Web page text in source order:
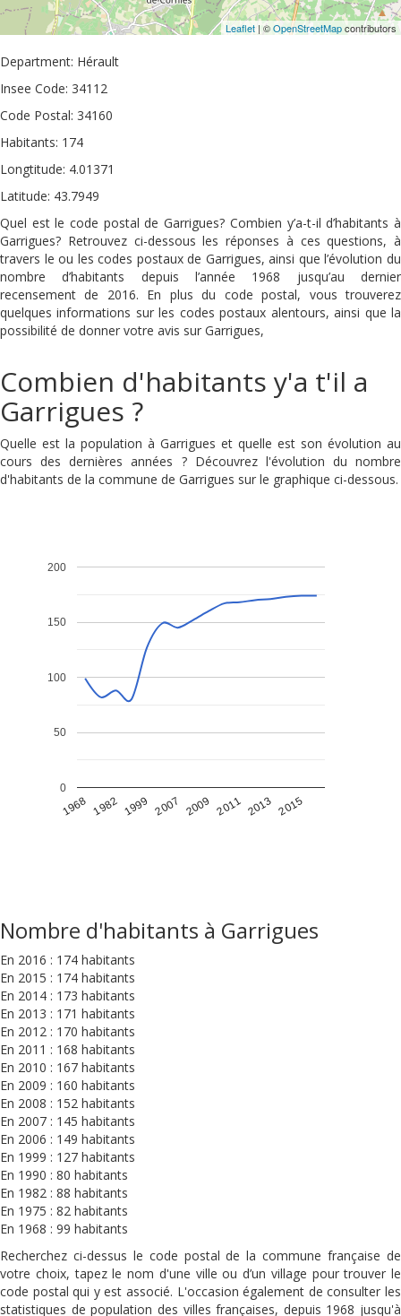
Leaflet | ©OpenStreetMapcontributors
Department: Hérault
Insee Code: 34112
Code Postal: 34160
Habitants: 174
Longtitude: 4.01371
Latitude: 43.7949
Quel est le code postal de Garrigues? Combien y’a-t-il d’habitants à
Garrigues? Retrouvez ci-dessous les réponses à ces questions, à
travers le ou les codes postaux de Garrigues, ainsi que l’évolution du
nombre d’habitants depuis l’année 1968 jusqu’au dernier
recensement de 2016. En plus du code postal, vous trouverez
quelques informations sur les codes postaux alentours, ainsi que la
possibilité de donner votre avis sur Garrigues,
Combien d'habitants y'a t'il a
Garrigues ?
Quelle est la population à Garrigues et quelle est son évolution au
cours des dernières années ? Découvrez l'évolution du nombre
d'habitants de la commune de Garrigues sur le graphique ci-dessous.
1968 1982 1999 2007 2009 2011 2013 2015
0
50
100
150
200
Nombre d'habitants à Garrigues
En 2016 : 174 habitants
En 2015 : 174 habitants
En 2014 : 173 habitants
En 2013 : 171 habitants
En 2012 : 170 habitants
En 2011 : 168 habitants
En 2010 : 167 habitants
En 2009 : 160 habitants
En 2008 : 152 habitants
En 2007 : 145 habitants
En 2006 : 149 habitants
En 1999 : 127 habitants
En 1990 : 80 habitants
En 1982 : 88 habitants
En 1975 : 82 habitants
En 1968 : 99 habitants
Recherchez ci-dessus le code postal de la commune française de
votre choix, tapez le nom d'une ville ou d’un village pour trouver le
code postal qui y est associé. L'occasion également de consulter les
statistiques de population des villes françaises, depuis 1968 jusqu'à